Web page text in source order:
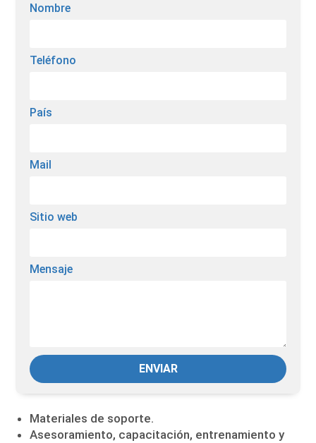
Nombre
Teléfono
País
Mail
Sitio web
Mensaje
ENVIAR
Materiales de soporte.
Asesoramiento, capacitación, entrenamiento y